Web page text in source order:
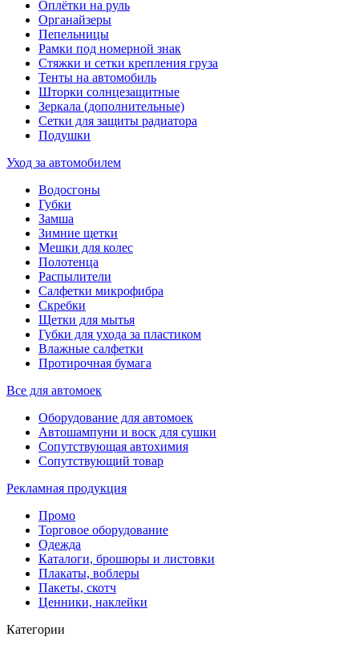
Оплётки на руль
Органайзеры
Пепельницы
Рамки под номерной знак
Стяжки и сетки крепления груза
Тенты на автомобиль
Шторки солнцезащитные
Зеркала (дополнительные)
Сетки для защиты радиатора
Подушки
Уход за автомобилем
Водосгоны
Губки
Замша
Зимние щетки
Мешки для колес
Полотенца
Распылители
Салфетки микрофибра
Скребки
Щетки для мытья
Губки для ухода за пластиком
Влажные салфетки
Протирочная бумага
Все для автомоек
Оборудование для автомоек
Автошампуни и воск для сушки
Сопутствующая автохимия
Сопутствующий товар
Рекламная продукция
Промо
Торговое оборудование
Одежда
Каталоги, брошюры и листовки
Плакаты, воблеры
Пакеты, скотч
Ценники, наклейки
Категории